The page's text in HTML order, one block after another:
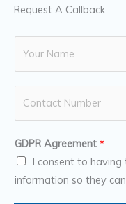
Request A Callback
*
b
e
r
GDPR Agreement *
I consent to
information so they